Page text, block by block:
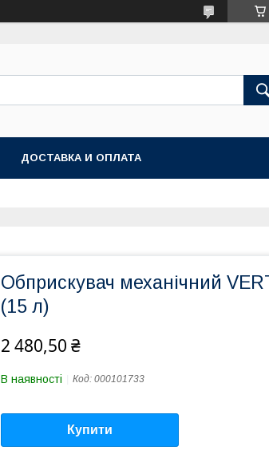
ДОСТАВКА И ОПЛАТА
Обприскувач механічний
(15 л)
2 480,50 ₴
В наявності Код: 000101733
Купити